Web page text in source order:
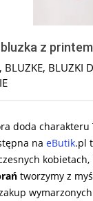
z printem
, BLUZKE, BLUZKI
doda
na eButik.pl
tworzymy z